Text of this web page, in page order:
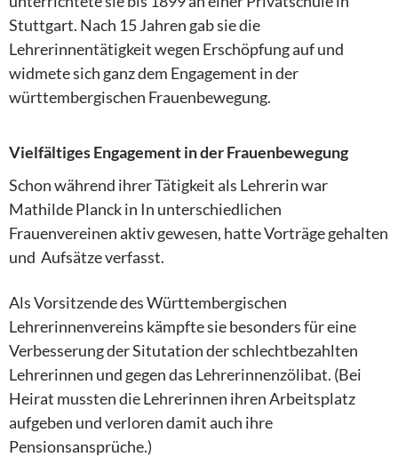
Stuttgart. Nach 15 Jahren gab sie die
Lehrerinnentätigkeit wegen Erschöpfung auf und
widmete sich ganz dem Engagement in der
württembergischen Frauenbewegung.
Vielfältiges Engagement in der Frauenbewegung
Schon während ihrer Tätigkeit als Lehrerin war
Mathilde Planck in In unterschiedlichen
Frauenvereinen aktiv gewesen, hatte Vorträge gehalten
und Aufsätze verfasst.
Als Vorsitzende des Württembergischen
Lehrerinnenvereins kämpfte sie besonders für eine
Verbesserung der Situtation der schlechtbezahlten
Lehrerinnen und gegen das Lehrerinnenzölibat. (Bei
Heirat mussten die Lehrerinnen ihren Arbeitsplatz
aufgeben und verloren damit auch ihre
Pensionsansprüche.)